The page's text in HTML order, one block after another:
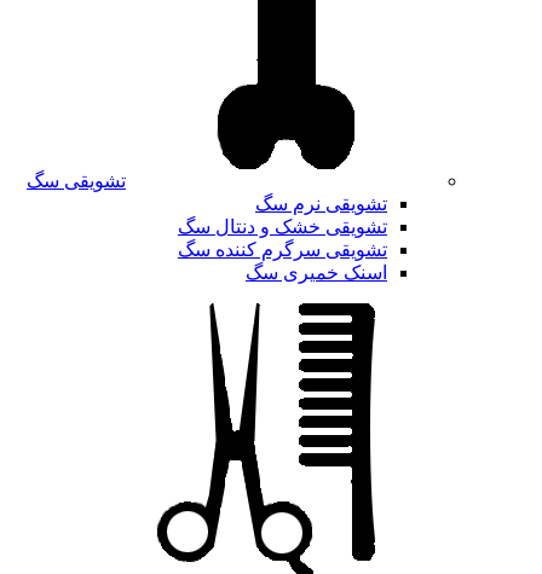
تشویقی سگ
تشویقی نرم سگ
تشویقی خشک و دنتال سگ
تشویقی سرگرم کننده سگ
اسنک خمیری سگ